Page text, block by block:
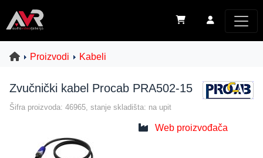
Proizvodi Kabeli
Zvučnički kabel Procab PRA502-15
Šifra proizvoda: 46965, stanje skladišta: na upit
Web proizvođača